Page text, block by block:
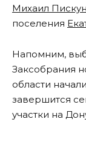
Михаил Пискун
поселения
Напомним,
Заксобрания
области
завершится
участки на